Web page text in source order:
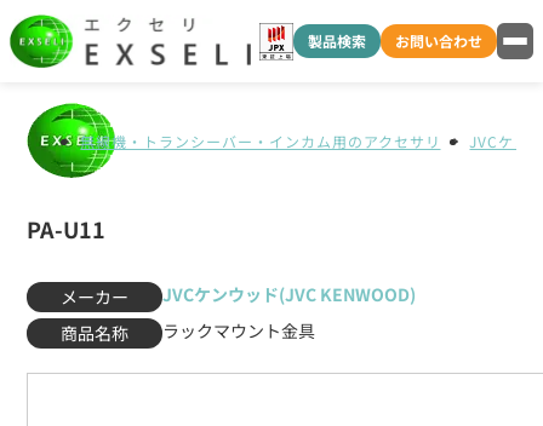
製品検索 お問い合わせ
無線機・トランシーバー・インカム用のアクセサリ JVCケン
PA-U11
メーカー
JVCケンウッド(JVC KENWOOD)
商品名称
ラックマウント金具